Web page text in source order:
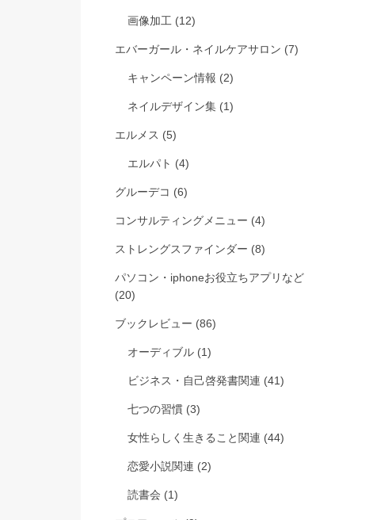
画像加工 (12)
エバーガール・ネイルケアサロン (7)
キャンペーン情報 (2)
ネイルデザイン集 (1)
エルメス (5)
エルパト (4)
グルーデコ (6)
コンサルティングメニュー (4)
ストレングスファインダー (8)
パソコン・iphoneお役立ちアプリなど
(20)
ブックレビュー (86)
オーディブル (1)
ビジネス・自己啓発書関連 (41)
七つの習慣 (3)
女性らしく生きること関連 (44)
恋愛小説関連 (2)
読書会 (1)